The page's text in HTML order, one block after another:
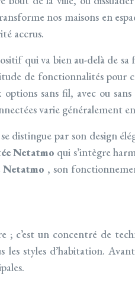
nos maisons en
accrus.
qui va bien au-delà de
de fonctionnalités pour
sans fil, avec ou
varie
se distingue par son design
Netatmo qui s’intègre
Netatmo , son
; c’est un concentré de
styles d’habitation.